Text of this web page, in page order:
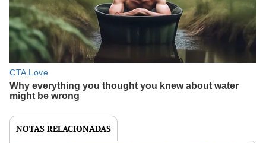
NOTAS RELACIONADAS